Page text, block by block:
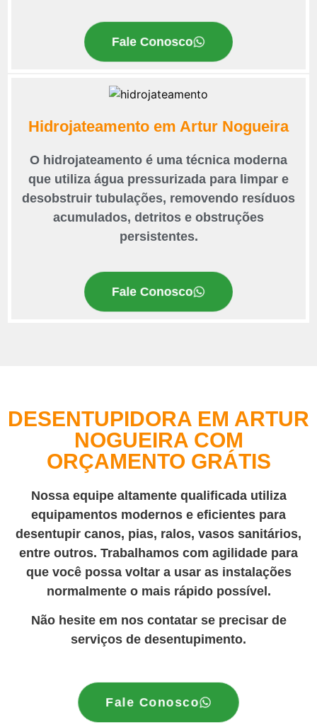
Fale Conosco
Hidrojateamento em Artur Nogueira
O hidrojateamento é uma técnica moderna
que utiliza água pressurizada para limpar e
desobstruir tubulações, removendo resíduos
acumulados, detritos e obstruções
persistentes.
Fale Conosco
DESENTUPIDORA EM ARTUR
NOGUEIRA COM
ORÇAMENTO GRÁTIS
Nossa equipe altamente qualificada utiliza
equipamentos modernos e eficientes para
desentupir canos, pias, ralos, vasos sanitários,
entre outros. Trabalhamos com agilidade para
que você possa voltar a usar as instalações
normalmente o mais rápido possível.
Não hesite em nos contatar se precisar de
serviços de desentupimento.
Fale Conosco